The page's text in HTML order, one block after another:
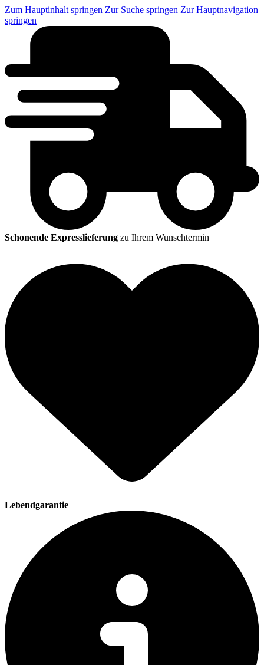
Zum Hauptinhalt springen Zur Suche springen Zur Hauptnavigation
springen
Schonende Expresslieferung zu Ihrem Wunschtermin
Lebendgarantie